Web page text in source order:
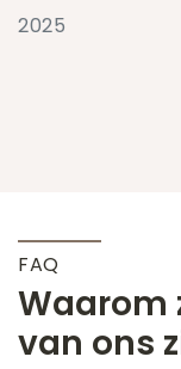
2025
FAQ
Waarom
van ons